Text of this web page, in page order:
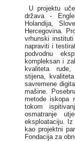
U projektu
država -
Holandija,
Hercegovina.
vrhunski
napraviti i
podvodnu
kompleksan i
kvaliteta rude,
stijena,
savremene
mašine.
metode iskopa
tokom
osmatranje
eksploataciju.
kao projektni
Fondacija za